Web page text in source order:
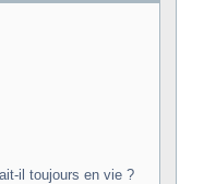
il toujours en vie ?